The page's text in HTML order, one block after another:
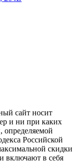
сайт носит
и ни при каких
определяемой
Российской
скидки
включают в себя